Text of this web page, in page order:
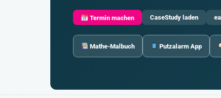
Termin machen CaseStudy laden
Mathe-Malbuch Putzalarm App